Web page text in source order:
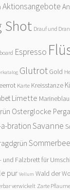
Aktionsangebote
Shot Drauf und Dran
Espresso
Glutrot Gold
Karte Kreisstanze
Limette Marineblau
Osterglocke
brationSavanne
und Falzbrett für
pur Vellum Wald der
verwickelt Zarte Pflaume